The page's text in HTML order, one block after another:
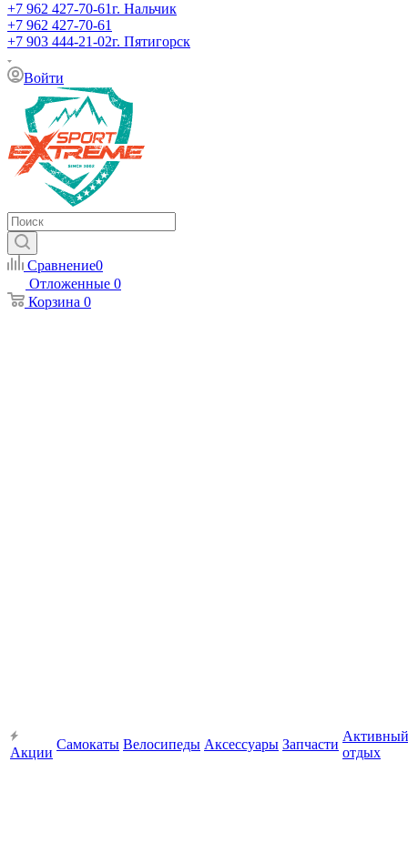
+7 962 427-70-61г. Нальчик
+7 962 427-70-61
+7 903 444-21-02г. Пятигорск
Войти
Сравнение0
Отложенные 0
Корзина 0
Акции
Самокаты Велосипеды Аксессуары Запчасти
Активный
отдых